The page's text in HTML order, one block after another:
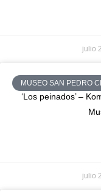
julio
MUSEO SAN PEDRO
‘Los peinados’ –
julio